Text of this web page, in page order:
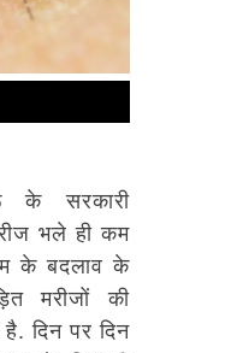
सरकारी
भले ही कम
के बदलाव के
मरीजों की
दिन पर दिन